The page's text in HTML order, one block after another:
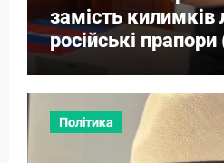
замість
російські прапори
Політика